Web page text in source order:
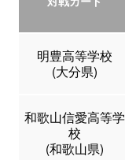
明豊高等学校
(大分県)
和歌山信愛高等学
校
(和歌山県)